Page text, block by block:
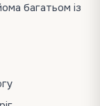
багатьом із